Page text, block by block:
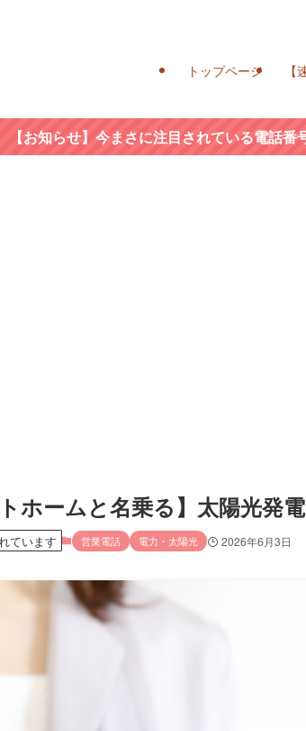
トップページ
【お知らせ】今まさに注目されている電話
ホームと名乗る】太陽光発
ています 営業電話 電力・太陽光 2026年6月3日